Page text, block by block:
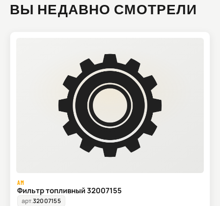
ВЫ НЕДАВНО СМОТРЕЛИ
AM
Фильтр топливный 32007155
арт.32007155